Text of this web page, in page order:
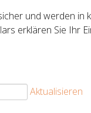
und werden in
erklären Sie Ihr
Aktualisieren